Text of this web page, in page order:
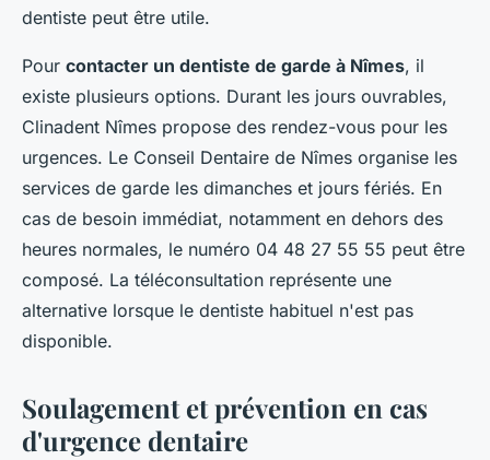
dentiste peut être utile.
Pour contacter un dentiste de garde à Nîmes, il
existe plusieurs options. Durant les jours ouvrables,
Clinadent Nîmes propose des rendez-vous pour les
urgences. Le Conseil Dentaire de Nîmes organise les
services de garde les dimanches et jours fériés. En
cas de besoin immédiat, notamment en dehors des
heures normales, le numéro 04 48 27 55 55 peut être
composé. La téléconsultation représente une
alternative lorsque le dentiste habituel n'est pas
disponible.
Soulagement et prévention en cas
d'urgence dentaire